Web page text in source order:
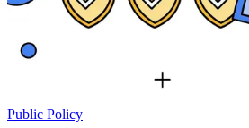
Public Policy